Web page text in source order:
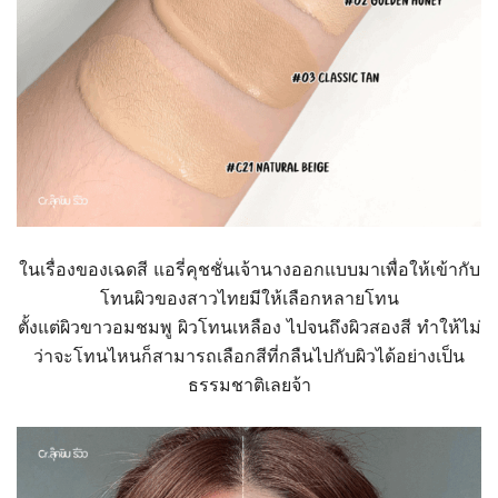
ในเรื่องของเฉดสี แอรี่คุชชั่นเจ้านางออกแบบมาเพื่อให้เข้ากับ
โทนผิวของสาวไทยมีให้เลือกหลายโทน
ตั้งแต่ผิวขาวอมชมพู ผิวโทนเหลือง ไปจนถึงผิวสองสี ทำให้ไม่
ว่าจะโทนไหนก็สามารถเลือกสีที่กลืนไปกับผิวได้อย่างเป็น
ธรรมชาติเลยจ้า